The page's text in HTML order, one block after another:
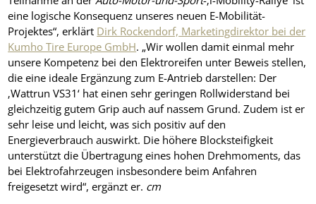
eine logische Konsequenz unseres neuen E-Mobilität-
Projektes“, erklärt Dirk Rockendorf, Marketingdirektor bei der
Kumho Tire Europe GmbH. „Wir wollen damit einmal mehr
unsere Kompetenz bei den Elektroreifen unter Beweis stellen,
die eine ideale Ergänzung zum E-Antrieb darstellen: Der
‚Wattrun VS31‘ hat einen sehr geringen Rollwiderstand bei
gleichzeitig gutem Grip auch auf nassem Grund. Zudem ist er
sehr leise und leicht, was sich positiv auf den
Energieverbrauch auswirkt. Die höhere Blocksteifigkeit
unterstützt die Übertragung eines hohen Drehmoments, das
bei Elektrofahrzeugen insbesondere beim Anfahren
freigesetzt wird“, ergänzt er. cm